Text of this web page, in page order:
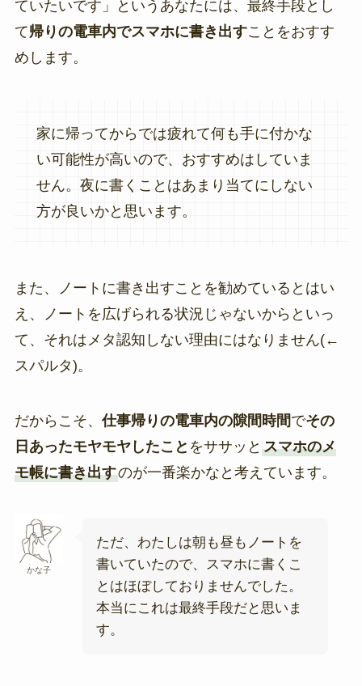
ていたいです」というあなたには、最終手段とし
て帰りの電車内でスマホに書き出すことをおすす
めします。
家に帰ってからでは疲れて何も手に付かな
い可能性が高いので、おすすめはしていま
せん。夜に書くことはあまり当てにしない
方が良いかと思います。
また、ノートに書き出すことを勧めているとはい
え、ノートを広げられる状況じゃないからといっ
て、それはメタ認知しない理由にはなりません(←
スパルタ)。
だからこそ、仕事帰りの電車内の隙間時間でその
日あったモヤモヤしたこと をササッと スマホのメ
モ帳に書き出すのが一番楽かなと考えています。
かな子
ただ、わたしは朝も昼もノートを
書いていたので、スマホに書くこ
とはほぼしておりませんでした。
本当にこれは最終手段だと思いま
す。